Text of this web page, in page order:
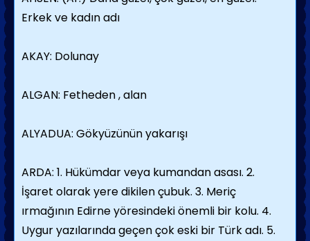
Erkek ve kadın adı
AKAY: Dolunay
ALGAN: Fetheden , alan
ALYADUA: Gökyüzünün yakarışı
ARDA: 1. Hükümdar veya kumandan asası. 2.
İşaret olarak yere dikilen çubuk. 3. Meriç
ırmağının Edirne yöresindeki önemli bir kolu. 4.
Uygur yazılarında geçen çok eski bir Türk adı. 5.